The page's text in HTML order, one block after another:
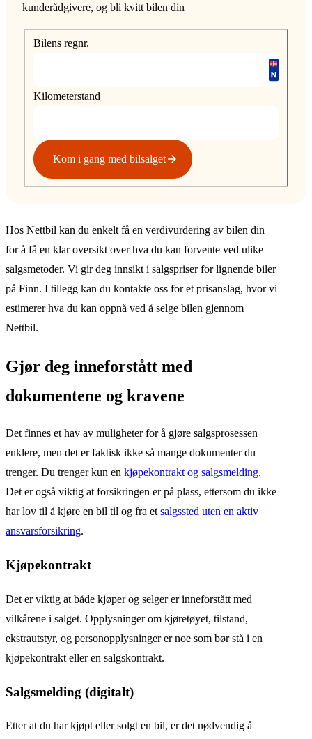
kunderådgivere, og bli kvitt bilen din
Bilens regnr.
Kilometerstand
Kom i gang med bilsalget
Hos Nettbil kan du enkelt få en verdivurdering av bilen din
for å få en klar oversikt over hva du kan forvente ved ulike
salgsmetoder. Vi gir deg innsikt i salgspriser for lignende biler
på Finn. I tillegg kan du kontakte oss for et prisanslag, hvor vi
estimerer hva du kan oppnå ved å selge bilen gjennom
Nettbil.
Gjør deg inneforstått med
dokumentene og kravene
Det finnes et hav av muligheter for å gjøre salgsprosessen
enklere, men det er faktisk ikke så mange dokumenter du
trenger. Du trenger kun en kjøpekontrakt og salgsmelding.
Det er også viktig at forsikringen er på plass, ettersom du ikke
har lov til å kjøre en bil til og fra etsalgssted uten en aktiv
ansvarsforsikring.
Kjøpekontrakt
Det er viktig at både kjøper og selger er inneforstått med
vilkårene i salget. Opplysninger om kjøretøyet, tilstand,
ekstrautstyr, og personopplysninger er noe som bør stå i en
kjøpekontrakt eller en salgskontrakt.
Salgsmelding (digitalt)
Etter at du har kjøpt eller solgt en bil, er det nødvendig å